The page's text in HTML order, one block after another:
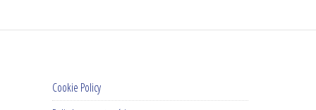
Cookie Policy